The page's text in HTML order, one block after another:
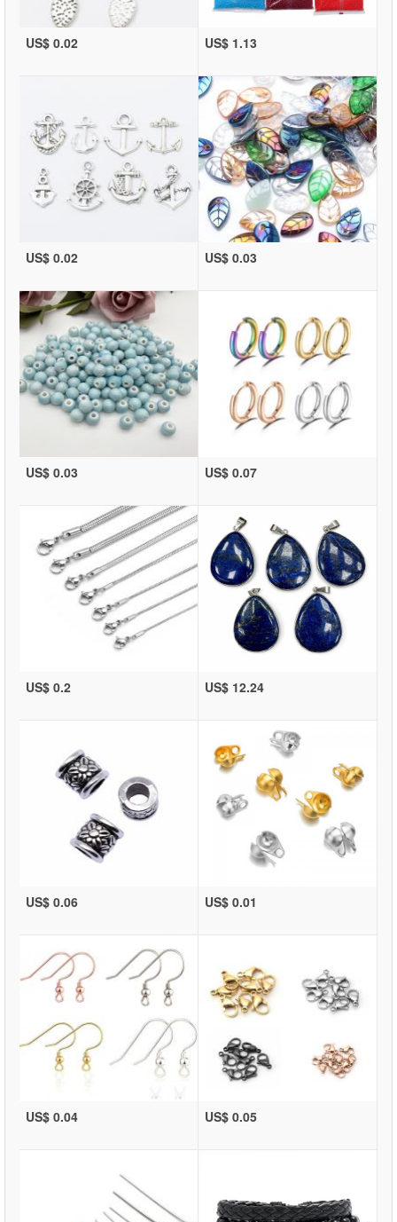
US$ 0.02 US$ 1.13
US$ 0.02 US$ 0.03
US$ 0.03 US$ 0.07
US$ 0.2 US$ 12.24
US$ 0.06 US$ 0.01
US$ 0.04 US$ 0.05